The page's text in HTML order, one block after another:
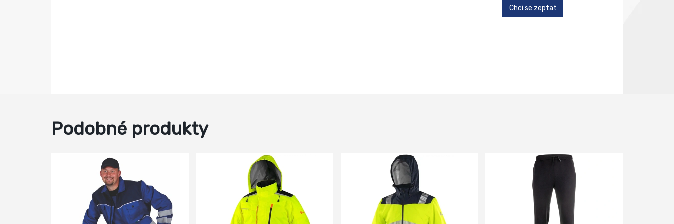
Chci se zeptat
Podobné produkty